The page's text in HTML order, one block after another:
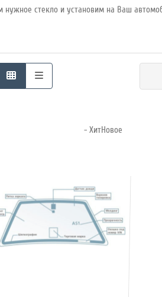
нужное стекло и установим на Ваш
- ХитНовое